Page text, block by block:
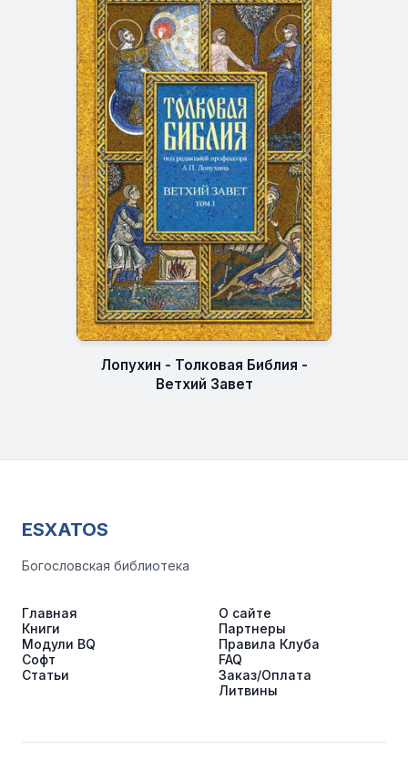
Лопухин - Толковая Библия -
Ветхий Завет
ESXATOS
Богословская библиотека
Главная
Книги
Модули BQ
Софт
Статьи
О сайте
Партнеры
Правила Клуба
FAQ
Заказ/Оплата
Литвины